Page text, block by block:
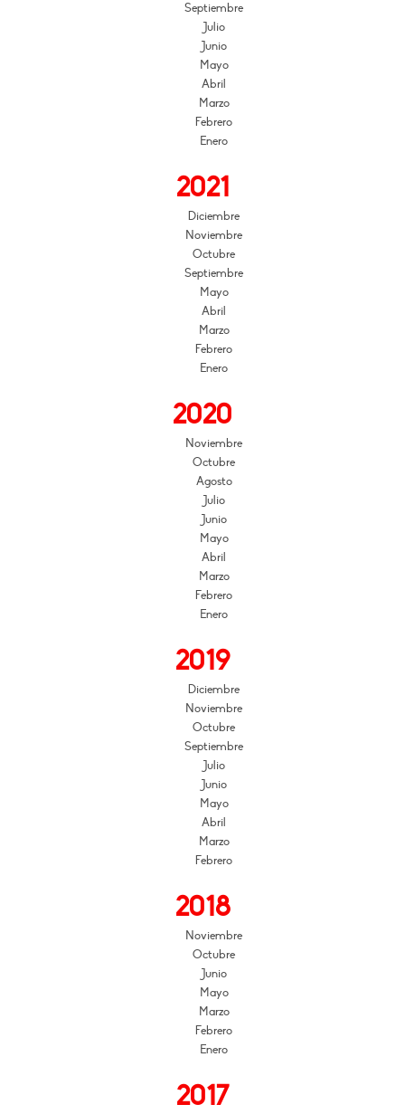
Septiembre
Julio
Junio
Mayo
Abril
Marzo
Febrero
Enero
2021
Diciembre
Noviembre
Octubre
Septiembre
Mayo
Abril
Marzo
Febrero
Enero
2020
Noviembre
Octubre
Agosto
Julio
Junio
Mayo
Abril
Marzo
Febrero
Enero
2019
Diciembre
Noviembre
Octubre
Septiembre
Julio
Junio
Mayo
Abril
Marzo
Febrero
2018
Noviembre
Octubre
Junio
Mayo
Marzo
Febrero
Enero
2017